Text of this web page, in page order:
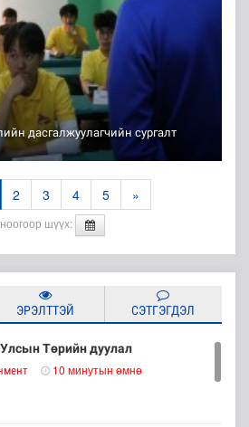
дасгалжуулагчийн сургалт
2 3 4 5 »
шүүх:
ЭРЭЛТТЭЙ СЭТГЭГДЭЛ
Төрийн дуулал
10 минутын өмнө